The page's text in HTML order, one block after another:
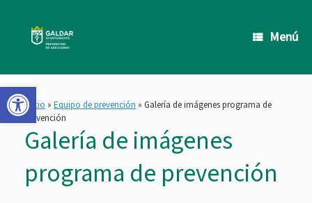
Abrir barra de herramientas
contenido
Menú
Inicio » Equipo de prevención » Galería de imágenes programa de
prevención
Galería de imágenes
programa de prevención